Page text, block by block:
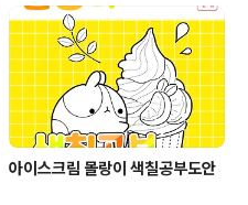
아이스크림 몰랑이 색칠공부도안